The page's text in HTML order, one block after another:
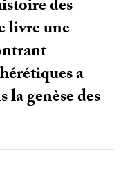
des
livre une
a
genèse des